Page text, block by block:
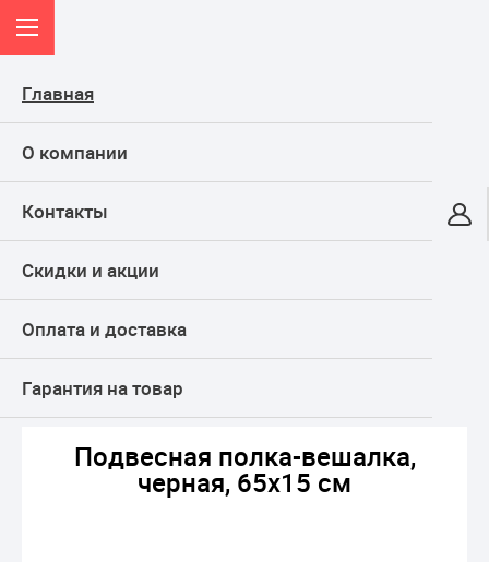
Главная
О компании
Контакты
Скидки и акции
Оплата и доставка
Гарантия на товар
Онлайн-гипермаркет
КАТАЛОГ
Крючки, вешалки, мебельные ручки
Подвесная полка-вешалка, черная, 65х15 см
Подвесная полка-вешалка,
черная, 65х15 см